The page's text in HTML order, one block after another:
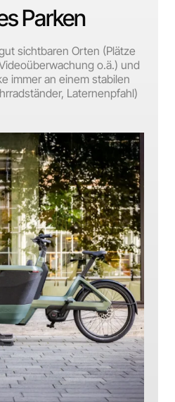
Parken
sichtbaren Orten (Plätze
o.ä.) und
immer an einem stabilen
Laternenpfahl)